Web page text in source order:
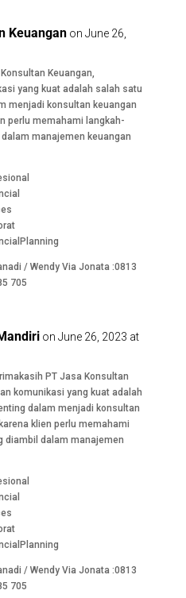
Keuangan on June 26,
Keuangan,
yang kuat adalah salah satu
menjadi konsultan keuangan
perlu memahami langkah-
manajemen keuangan
/ Wendy Via Jonata :0813
705
on June 26, 2023 at
PT Jasa Konsultan
komunikasi yang kuat adalah
dalam menjadi konsultan
klien perlu memahami
diambil dalam manajemen
/ Wendy Via Jonata :0813
705